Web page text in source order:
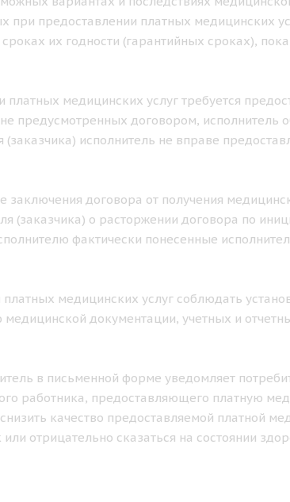
при предоставлении платных медицинских
их годности (гарантийных сроках),
платных медицинских услуг требуется
предусмотренных договором, исполнитель
(заказчика) исполнитель не вправе
заключения договора от получения
(заказчика) о расторжении договора по
фактически понесенные
платных медицинских услуг соблюдать
документации, учетных и
в письменной форме уведомляет
работника, предоставляющего платную
качество предоставляемой платной
отрицательно сказаться на состоянии